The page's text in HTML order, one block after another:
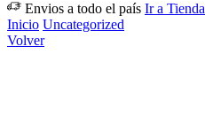
Envios a todo el país Ir a Tienda
Inicio Uncategorized
Volver